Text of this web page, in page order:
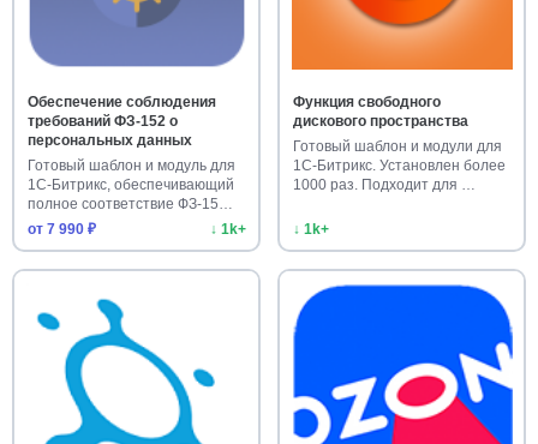
Обеспечение соблюдения
требований ФЗ-152 о
персональных данных
Готовый шаблон и модуль для
1С-Битрикс, обеспечивающий
полное соответствие ФЗ-15…
от 7 990 ₽
↓ 1k+
Функция свободного
дискового пространства
Готовый шаблон и модули для
1С-Битрикс. Установлен более
1000 раз. Подходит для …
↓ 1k+